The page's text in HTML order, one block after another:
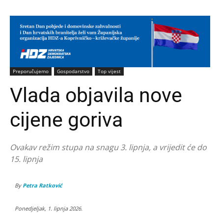
Preporučujemo Gospodarstvo Top vijest
Vlada objavila nove
cijene goriva
Ovakav režim stupa na snagu 3. lipnja, a vrijedit će do
15. lipnja
By Petra Ratković
Ponedjeljak, 1. lipnja 2026.